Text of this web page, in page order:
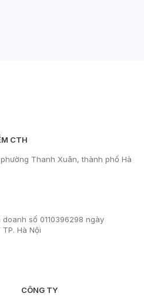
CTH
Thanh Xuân, thành phố Hà
số 0110396298 ngày
Hà Nội
CÔNG TY